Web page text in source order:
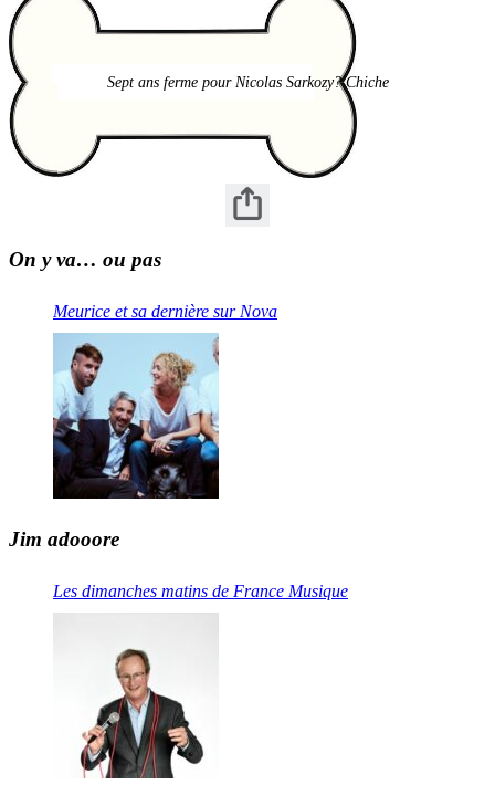
Sept ans ferme pour Nicolas Sarkozy? Chiche
On y va… ou pas
Meurice et sa dernière sur Nova
Jim adooore
Les dimanches matins de France Musique